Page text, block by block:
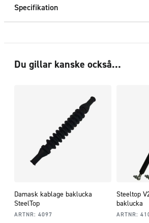
Specifikation
Du gillar kanske också…
Damask kablage baklucka
SteelTop
ARTNR: 4097
Steeltop
baklucka
ARTNR: